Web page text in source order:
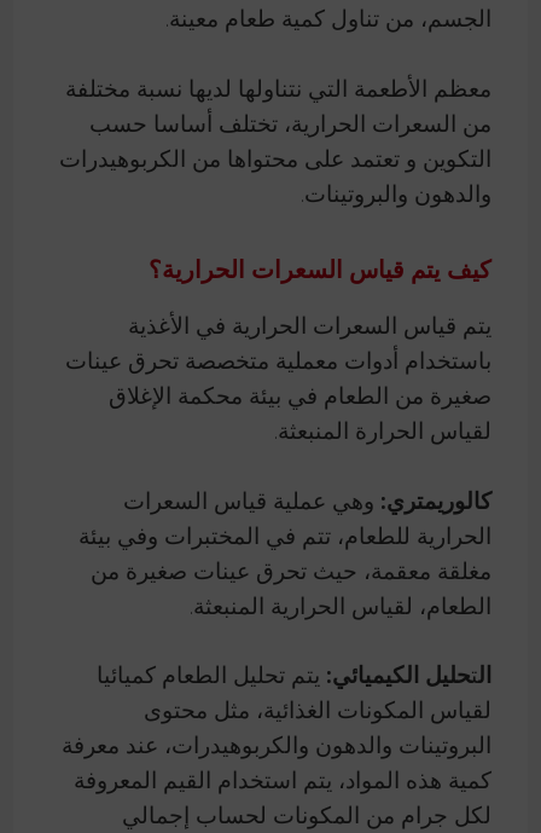
الجسم، من تناول كمية طعام معينة.
معظم الأطعمة التي نتناولها لديها نسبة مختلفة
من السعرات الحرارية، تختلف أساسا حسب
التكوين و تعتمد على محتواها من الكربوهيدرات
والدهون والبروتينات.
كيف يتم قياس السعرات الحرارية؟
يتم قياس السعرات الحرارية في الأغذية
باستخدام أدوات معملية متخصصة تحرق عينات
صغيرة من الطعام في بيئة محكمة الإغلاق
لقياس الحرارة المنبعثة.
كالوريمتري: وهي عملية قياس السعرات
الحرارية للطعام، تتم في المختبرات وفي بيئة
مغلقة معقمة، حيث تحرق عينات صغيرة من
الطعام، لقياس الحرارية المنبعثة.
التحليل الكيميائي: يتم تحليل الطعام كميائيا
لقياس المكونات الغذائية، مثل محتوى
البروتينات والدهون والكربوهيدرات، عند معرفة
كمية هذه المواد، يتم استخدام القيم المعروفة
لكل جرام من المكونات لحساب إجمالي